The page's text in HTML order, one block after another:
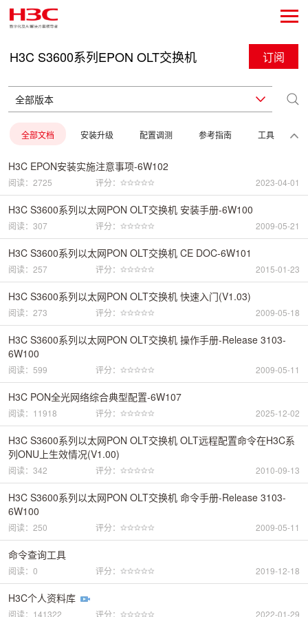
H3C S3600系列EPON OLT交换机 订阅
全部文档 安装升级 配置调测 参考指南 工具
H3C EPON安装实施注意事项-6W102
阅读：2725 评分： 2023-04-01
H3C S3600系列以太网PON OLT交换机 安装手册-6W100
阅读：307 评分： 2009-05-21
H3C S3600系列以太网PON OLT交换机 CE DOC-6W101
阅读：257 评分： 2015-01-23
H3C S3600系列以太网PON OLT交换机 快速入门(V1.03)
阅读：273 评分： 2009-05-18
H3C S3600系列以太网PON OLT交换机 操作手册-Release 3103-
6W100
阅读：599 评分： 2009-05-11
H3C PON全光网络综合典型配置-6W107
阅读：11918 评分： 2025-12-02
H3C S3600系列以太网PON OLT交换机 OLT远程配置命令在H3C系
列ONU上生效情况(V1.00)
阅读：342 评分： 2010-09-13
H3C S3600系列以太网PON OLT交换机 命令手册-Release 3103-
6W100
阅读：250 评分： 2009-05-11
命令查询工具
阅读：0 评分： 2019-12-18
H3C个人资料库
阅读：141322 评分： 2022-01-29